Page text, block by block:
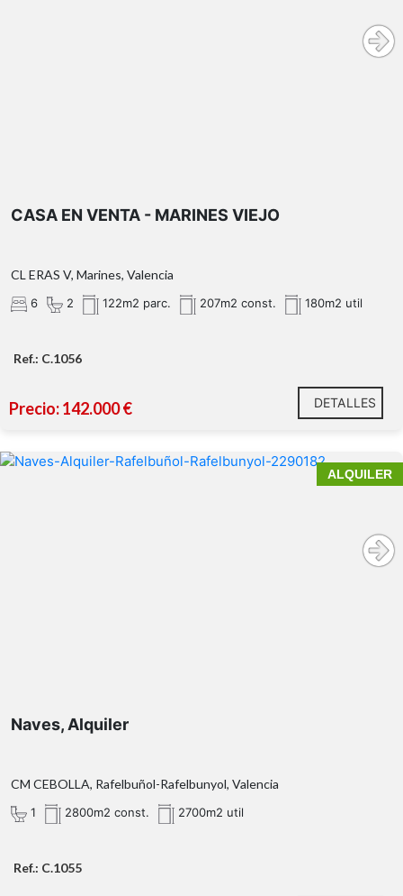
CASA EN VENTA - MARINES VIEJO
CL ERAS V, Marines, Valencia
6 2 122m2 parc. 207m2 const. 180m2 util
Ref.: C.1056
Precio: 142.000 € DETALLES
ALQUILER
Naves, Alquiler
CM CEBOLLA, Rafelbuñol-Rafelbunyol, Valencia
1 2800m2 const. 2700m2 util
Ref.: C.1055